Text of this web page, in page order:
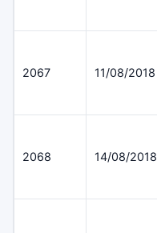
2067 11/08/2018
2068 14/08/2018